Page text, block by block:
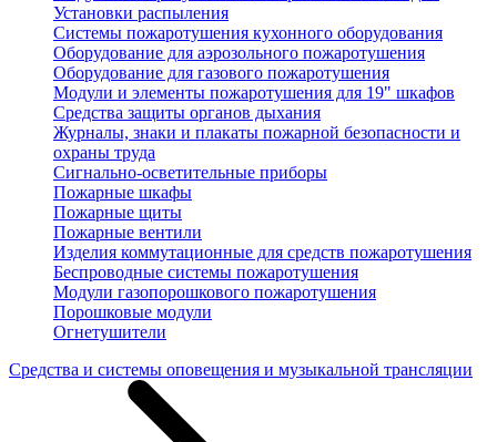
Установки распыления
Системы пожаротушения кухонного оборудования
Оборудование для аэрозольного пожаротушения
Оборудование для газового пожаротушения
Модули и элементы пожаротушения для 19" шкафов
Средства защиты органов дыхания
Журналы, знаки и плакаты пожарной безопасности и
охраны труда
Сигнально-осветительные приборы
Пожарные шкафы
Пожарные щиты
Пожарные вентили
Изделия коммутационные для средств пожаротушения
Беспроводные системы пожаротушения
Модули газопорошкового пожаротушения
Порошковые модули
Огнетушители
Средства и системы оповещения и музыкальной трансляции